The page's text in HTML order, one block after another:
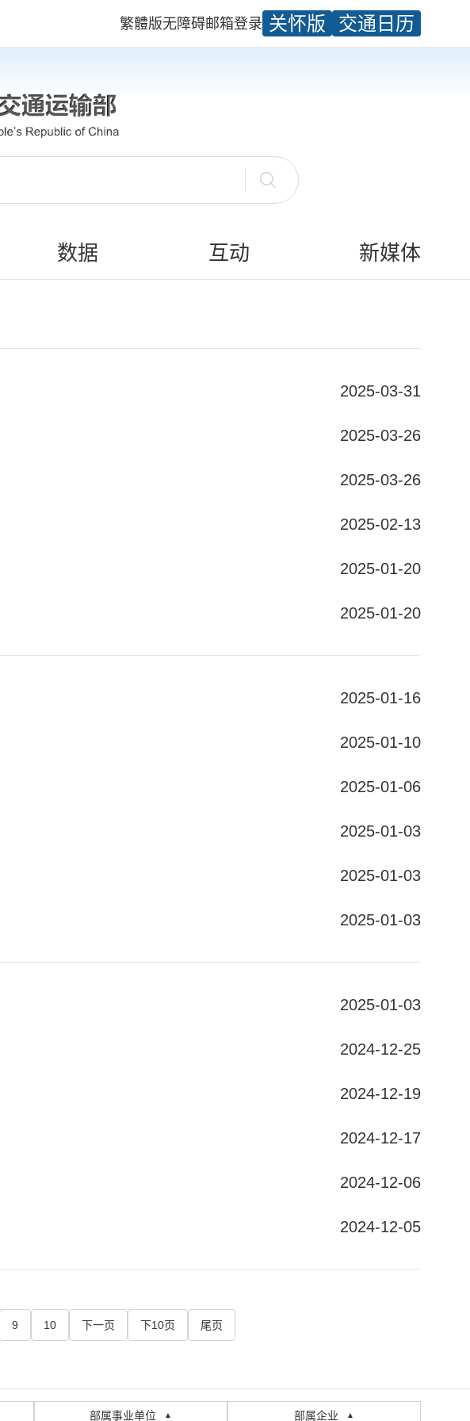
繁體版无障碍邮箱登录 关怀版 交通日历
数据 互动 新媒体
2025-03-31
2025-03-26
2025-03-26
2025-02-13
2025-01-20
2025-01-20
2025-01-16
2025-01-10
2025-01-06
2025-01-03
2025-01-03
2025-01-03
2025-01-03
2024-12-25
2024-12-19
2024-12-17
2024-12-06
2024-12-05
9 10 下一页 下10页 尾页
部属事业单位 ▲ 部属企业 ▲